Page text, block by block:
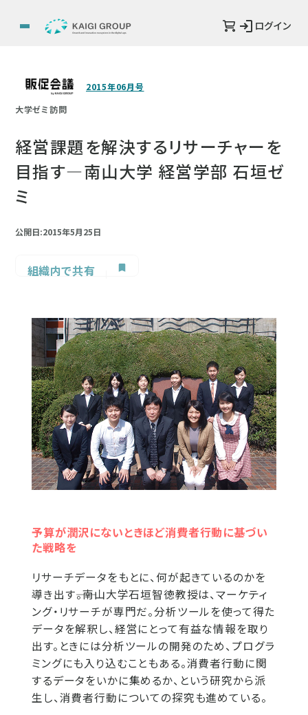
ログイン
2015年06月号
大学ゼミ訪問
経営課題を解決するリサーチャーを
目指す―南山大学 経営学部 石垣ゼ
ミ
公開日:2015年5月25日
組織内で共有
予算が潤沢にないときほど消費者行動に基づい
た戦略を
リサーチデータをもとに、何が起きているのかを
導き出す――。南山大学石垣智徳教授は、マーケティ
ング・リサーチが専門だ。分析ツールを使って得た
データを解釈し、経営にとって有益な情報を取り
出す。ときには分析ツールの開発のため、プログラ
ミングにも入り込むこともある。消費者行動に関
するデータをいかに集めるか、という研究から派
生し、消費者行動についての探究も進めている。